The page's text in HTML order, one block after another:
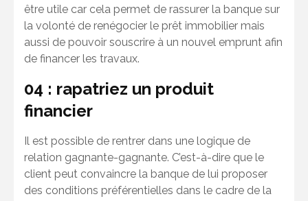
être utile car cela permet de rassurer la banque sur
la volonté de renégocier le prêt immobilier mais
aussi de pouvoir souscrire à un nouvel emprunt afin
de financer les travaux.
04 : rapatriez un produit
financier
Il est possible de rentrer dans une logique de
relation gagnante-gagnante. C’est-à-dire que le
client peut convaincre la banque de lui proposer
des conditions préférentielles dans le cadre de la